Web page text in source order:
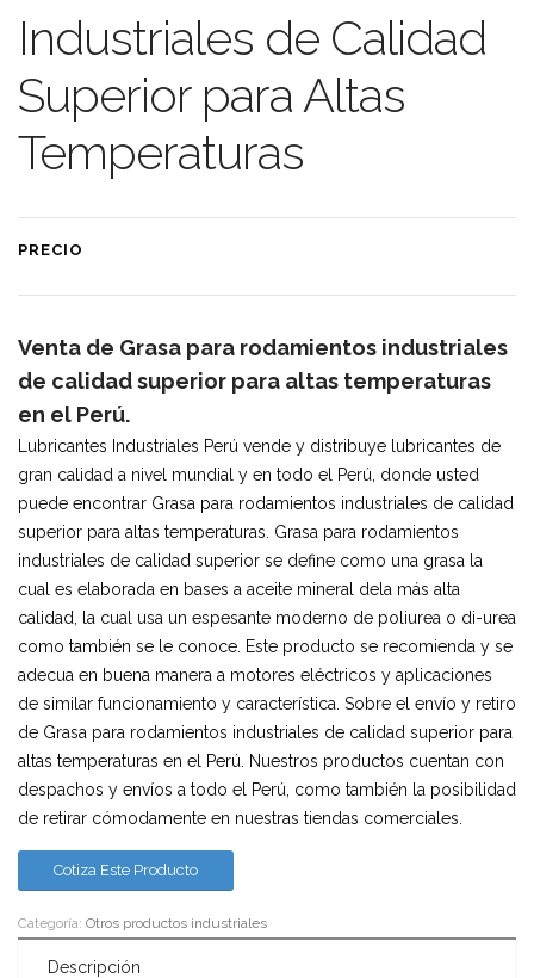
Industriales de Calidad
Superior para Altas
Temperaturas
PRECIO
Venta de Grasa para rodamientos industriales
de calidad superior para altas temperaturas
en el Perú.
Lubricantes Industriales Perú vende y distribuye lubricantes de
gran calidad a nivel mundial y en todo el Perú, donde usted
puede encontrar Grasa para rodamientos industriales de calidad
superior para altas temperaturas. Grasa para rodamientos
industriales de calidad superior se define como una grasa la
cual es elaborada en bases a aceite mineral dela más alta
calidad, la cual usa un espesante moderno de poliurea o di-urea
como también se le conoce. Este producto se recomienda y se
adecua en buena manera a motores eléctricos y aplicaciones
de similar funcionamiento y característica. Sobre el envío y retiro
de Grasa para rodamientos industriales de calidad superior para
altas temperaturas en el Perú. Nuestros productos cuentan con
despachos y envíos a todo el Perú, como también la posibilidad
de retirar cómodamente en nuestras tiendas comerciales.
Cotiza Este Producto
Categoría: Otros productos industriales
Descripción